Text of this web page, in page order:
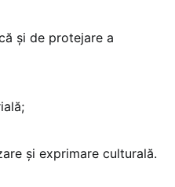
și de protejare a
și exprimare culturală.